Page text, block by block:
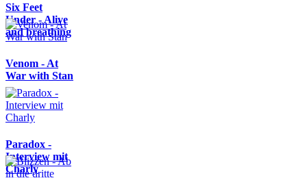
Six Feet
Under - Alive
and breathing
Venom - At
War with Stan
Paradox -
Interview mit
Charly